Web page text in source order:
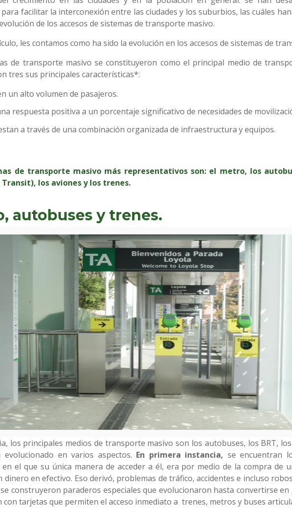
facilitar la interconexión entre las ciudades y los suburbios, las cuáles han
de los accesos de sistemas de transporte masivo.
les contamos como ha sido la evolución en los accesos de sistemas de
de transporte masivo se constituyeron como el principal medio de
tres sus principales características*:
un alto volumen de pasajeros.
respuesta positiva a un porcentaje significativo de necesidades de
a través de una combinación organizada de infraestructura y equipos.
de transporte masivo más representativos son: el metro, los
Transit), los aviones y los trenes.
autobuses y trenes.
los principales medios de transporte masivo son los autobuses, los BRT,
evolucionado en varios aspectos. En primera instancia, se encuentran
el que su única manera de acceder a él, era por medio de la compra de
dinero en efectivo. Eso derivó, problemas de tráfico, accidentes e incluso
construyeron paraderos especiales que evolucionaron hasta convertirse en
con tarjetas que permiten el acceso inmediato a trenes, metros y buses